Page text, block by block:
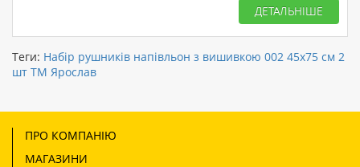
ДЕТАЛЬНІШЕ
Теги: Набір рушників напівльон з вишивкою 002 45х75 см 2
шт ТМ Ярослав
ПРО КОМПАНІЮ
МАГАЗИНИ